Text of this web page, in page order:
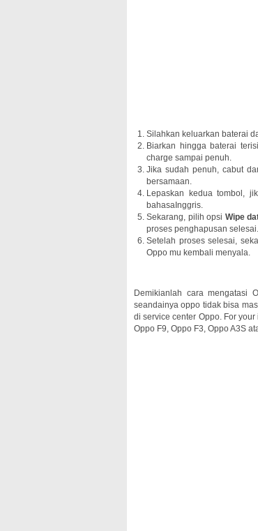
Silahkan keluarkan baterai
Biarkan hingga baterai
charge sampai penuh.
Jika sudah penuh, cabut
bersamaan.
Lepaskan kedua tombol,
bahasaInggris.
Sekarang, pilih opsi Wipe
proses penghapusan selesai.
Setelah proses selesai,
Oppo mu kembali menyala.
Demikianlah cara mengatasi
seandainya oppo tidak bisa
di service center Oppo. For
Oppo F9, Oppo F3, Oppo A3S